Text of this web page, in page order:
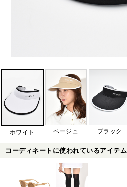
ホワイト ベージュ ブラック
コーディネートに使われているアイテム